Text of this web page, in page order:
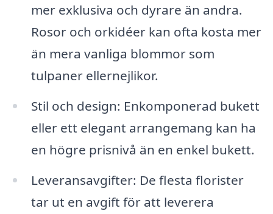
mer exklusiva och dyrare än andra.
Rosor och orkidéer kan ofta kosta mer
än mera vanliga blommor som
tulpaner ellernejlikor.
Stil och design: Enkomponerad bukett
eller ett elegant arrangemang kan ha
en högre prisnivå än en enkel bukett.
Leveransavgifter: De flesta florister
tar ut en avgift för att leverera